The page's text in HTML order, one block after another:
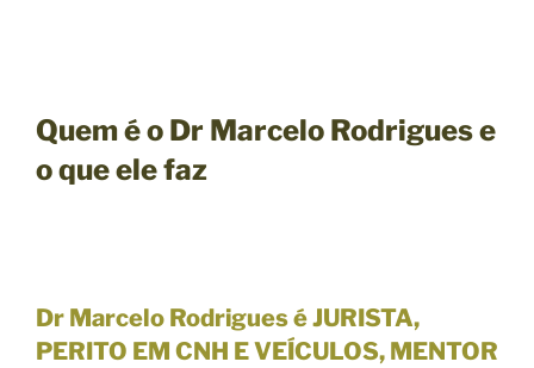
Quem é o Dr Marcelo Rodrigues e
o que ele faz
Dr Marcelo Rodrigues é JURISTA,
PERITO EM CNH E VEÍCULOS, MENTOR